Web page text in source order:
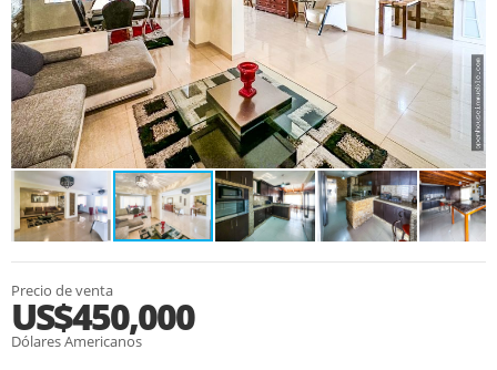
Precio de venta
US$450,000
Dólares Americanos